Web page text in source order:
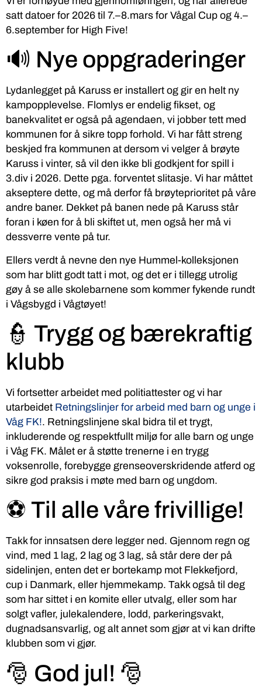
satt datoer for 2026 til 7.–8.mars for Vågal Cup og 4.–
6.september for High Five!
🔊 Nye oppgraderinger
Lydanlegget på Karuss er installert og gir en helt ny
kampopplevelse. Flomlys er endelig fikset, og
banekvalitet er også på agendaen, vi jobber tett med
kommunen for å sikre topp forhold. Vi har fått streng
beskjed fra kommunen at dersom vi velger å brøyte
Karuss i vinter, så vil den ikke bli godkjent for spill i
3.div i 2026. Dette pga. forventet slitasje. Vi har måttet
akseptere dette, og må derfor få brøyteprioritet på våre
andre baner. Dekket på banen nede på Karuss står
foran i køen for å bli skiftet ut, men også her må vi
dessverre vente på tur.
Ellers verdt å nevne den nye Hummel-kolleksjonen
som har blitt godt tatt i mot, og det er i tillegg utrolig
gøy å se alle skolebarnene som kommer fykende rundt
i Vågsbygd i Vågtøyet!
👮 Trygg og bærekraftig
klubb
Vi fortsetter arbeidet med politiattester og vi har
utarbeidet Retningslinjer for arbeid med barn og unge i
Våg FK!. Retningslinjene skal bidra til et trygt,
inkluderende og respektfullt miljø for alle barn og unge
i Våg FK. Målet er å støtte trenerne i en trygg
voksenrolle, forebygge grenseoverskridende atferd og
sikre god praksis i møte med barn og ungdom.
⚽ Til alle våre frivillige!
Takk for innsatsen dere legger ned. Gjennom regn og
vind, med 1 lag, 2 lag og 3 lag, så står dere der på
sidelinjen, enten det er bortekamp mot Flekkefjord,
cup i Danmark, eller hjemmekamp. Takk også til deg
som har sittet i en komite eller utvalg, eller som har
solgt vafler, julekalendere, lodd, parkeringsvakt,
dugnadsansvarlig, og alt annet som gjør at vi kan drifte
klubben som vi gjør.
🎅 God jul! 🎅